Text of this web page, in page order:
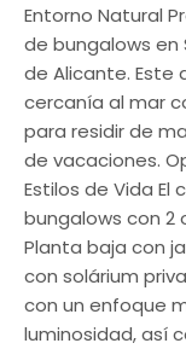
Entorno Natural
de bungalows en
de Alicante.
cercanía al mar
para residir de
de vacaciones.
Estilos de Vida
bungalows con 2
Planta baja con
con solárium
con un enfoque
luminosidad, así